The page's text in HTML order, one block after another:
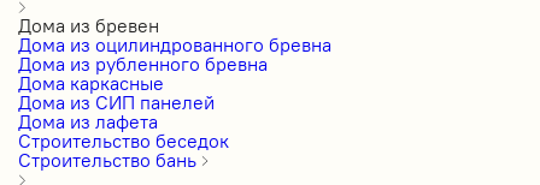
Дома из бревен
Дома из оцилиндрованного бревна
Дома из рубленного бревна
Дома каркасные
Дома из СИП панелей
Дома из лафета
Строительство беседок
Строительство бань